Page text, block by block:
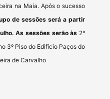
na Maia. Após o sucesso
de sessões será a partir
As sessões serão às 2ª
3º Piso do Edifício Paços do
de Carvalho